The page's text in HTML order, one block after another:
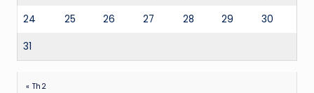
24 25 26 27 28 29 30
31
« Th2